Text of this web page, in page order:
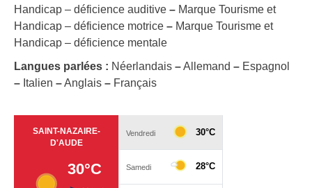
Handicap – déficience auditive – Marque Tourisme et
Handicap – déficience motrice – Marque Tourisme et
Handicap – déficience mentale
Langues parlées : Néerlandais –Allemand – Espagnol
– Italien –Anglais – Français